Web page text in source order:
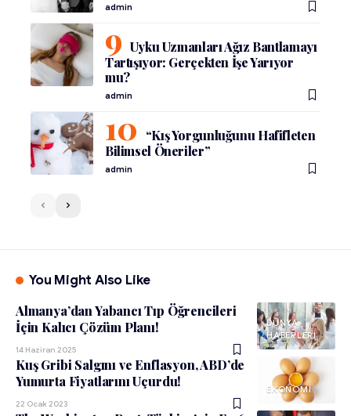
admin
Uyku Uzmanları Ağız Bantlamayı
Tartışıyor: Gerçekten İşe Yarıyor
mu?
admin
“Kış Yorgunluğunu Hafifleten
Bilimsel Öneriler”
admin
You Might Also Like
DÜNYA
HABERLERI
Almanya’dan Yabancı Tıp Öğrencileri
İçin Kalıcı Çözüm Planı!
14 Haziran 2025
EKONOMI
Kuş Gribi Salgını ve Enflasyon, ABD’de
Yumurta Fiyatlarını Uçurdu!
22 Ocak 2023